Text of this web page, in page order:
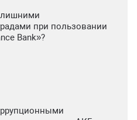
при пользовании
Bank»?